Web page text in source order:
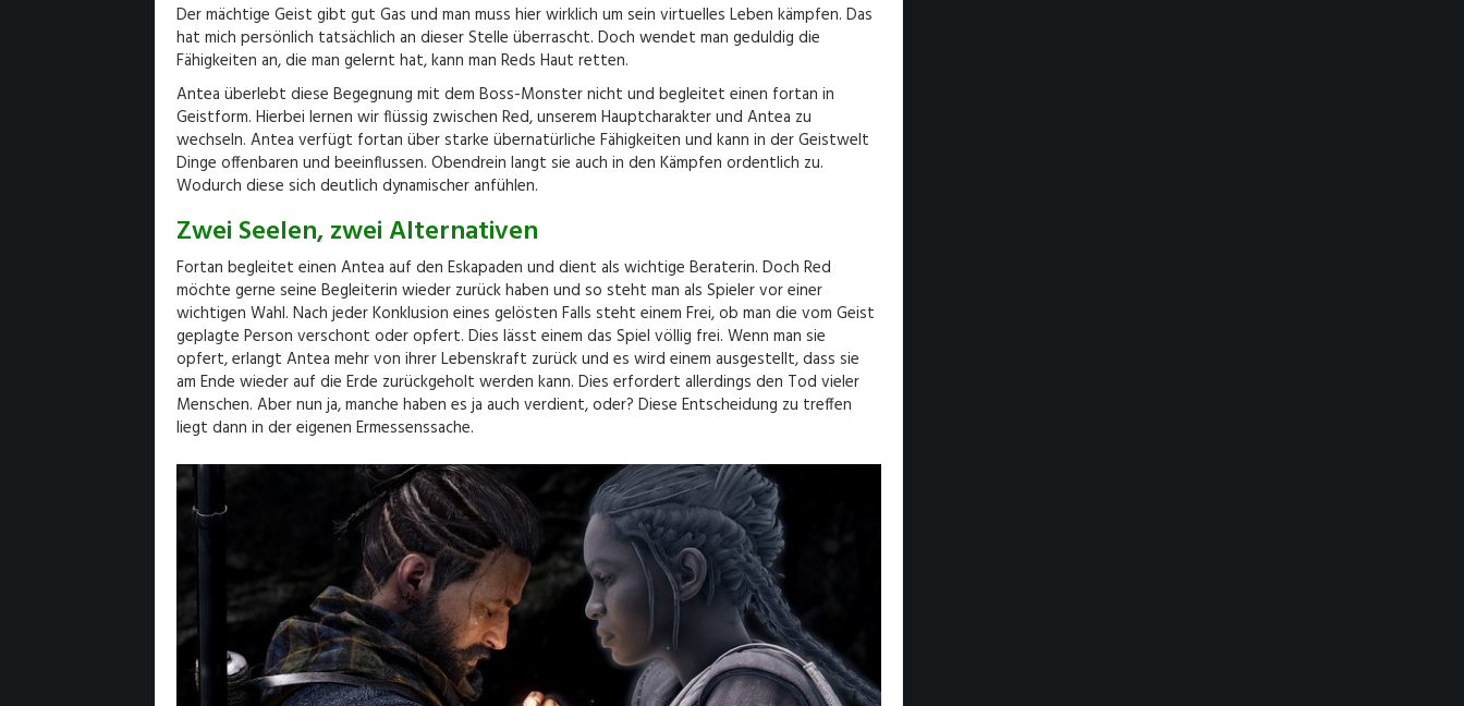
Der mächtige Geist gibt gut Gas und man muss hier wirklich um sein virtuelles Leben kämpfen. Das
hat mich persönlich tatsächlich an dieser Stelle überrascht. Doch wendet man geduldig die
Fähigkeiten an, die man gelernt hat, kann man Reds Haut retten.
Antea überlebt diese Begegnung mit dem Boss-Monster nicht und begleitet einen fortan in
Geistform. Hierbei lernen wir flüssig zwischen Red, unserem Hauptcharakter und Antea zu
wechseln. Antea verfügt fortan über starke übernatürliche Fähigkeiten und kann in der Geistwelt
Dinge offenbaren und beeinflussen. Obendrein langt sie auch in den Kämpfen ordentlich zu.
Wodurch diese sich deutlich dynamischer anfühlen.
Zwei Seelen, zwei Alternativen
Fortan begleitet einen Antea auf den Eskapaden und dient als wichtige Beraterin. Doch Red
möchte gerne seine Begleiterin wieder zurück haben und so steht man als Spieler vor einer
wichtigen Wahl. Nach jeder Konklusion eines gelösten Falls steht einem Frei, ob man die vom Geist
geplagte Person verschont oder opfert. Dies lässt einem das Spiel völlig frei. Wenn man sie
opfert, erlangt Antea mehr von ihrer Lebenskraft zurück und es wird einem ausgestellt, dass sie
am Ende wieder auf die Erde zurückgeholt werden kann. Dies erfordert allerdings den Tod vieler
Menschen. Aber nun ja, manche haben es ja auch verdient, oder? Diese Entscheidung zu treffen
liegt dann in der eigenen Ermessenssache.